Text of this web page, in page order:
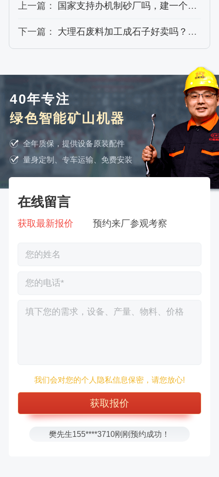
上一篇： 国家支持办机制砂厂吗，建一个人造沙厂需要投资多少钱
下一篇： 大理石废料加工成石子好卖吗？选对破碎机让您账户“日日高升”
40年专注
绿色智能矿山机器
全年质保，提供设备原装配件
量身定制、专车运输、免费安装
在线留言
获取最新报价 预约来厂参观考察
我们会对您的个人隐私信息保密，请您放心!
方先生150****5692刚刚预约成功！
樊先生155****3710刚刚预约成功！
宋先生136****0355刚刚预约成功！